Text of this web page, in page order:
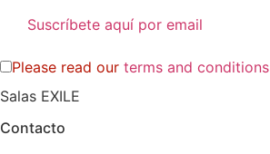
Please read our terms and conditions
Salas EXILE
Contacto